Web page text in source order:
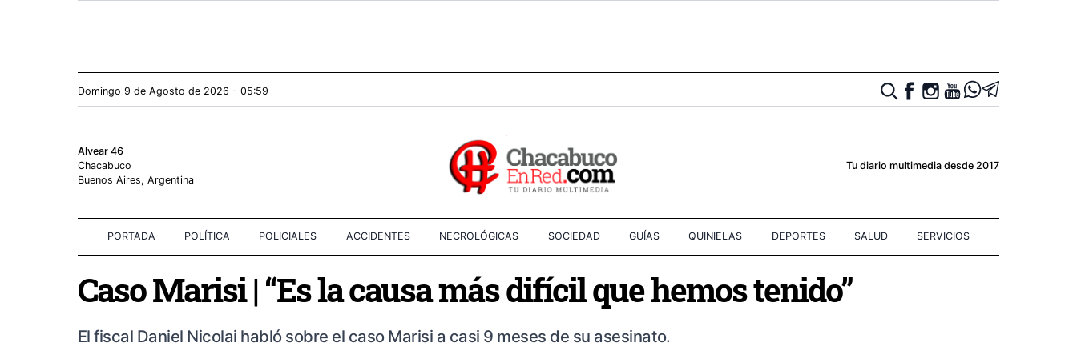
Domingo 9 de Agosto de 2026 - 05:59
Alvear 46
Chacabuco
Buenos Aires, Argentina
Tu diario multimedia desde 2017
PORTADA POLÍTICA POLICIALES ACCIDENTES NECROLÓGICAS SOCIEDAD GUÍAS QUINIELAS DEPORTES SALUD SERVICIOS
Caso Marisi | “Es la causa más difícil que hemos tenido”
El fiscal Daniel Nicolai habló sobre el caso Marisi a casi 9 meses de su asesinato.